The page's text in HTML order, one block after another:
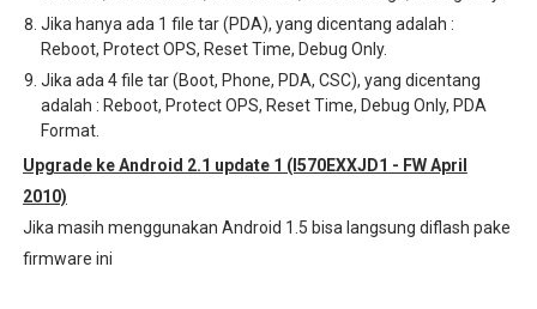
Jika hanya ada 1 file tar (PDA), yang dicentang adalah :
Reboot, Protect OPS, Reset Time, Debug Only.
Jika ada 4 file tar (Boot, Phone, PDA, CSC), yang dicentang
adalah : Reboot, Protect OPS, Reset Time, Debug Only, PDA
Format.
Upgrade ke Android 2.1 update 1 (I570EXXJD1 - FW April
2010)
Jika masih menggunakan Android 1.5 bisa langsung diflash pake
firmware ini